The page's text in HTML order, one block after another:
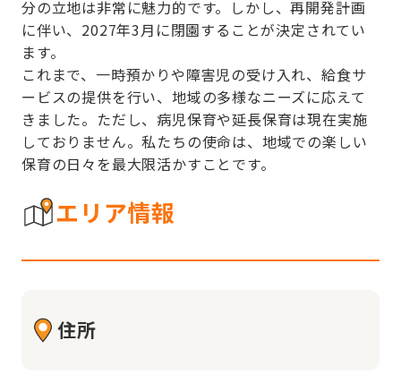
分の立地は非常に魅力的です。しかし、再開発計画
に伴い、2027年3月に閉園することが決定されてい
ます。
これまで、一時預かりや障害児の受け入れ、給食サ
ービスの提供を行い、地域の多様なニーズに応えて
きました。ただし、病児保育や延長保育は現在実施
しておりません。私たちの使命は、地域での楽しい
保育の日々を最大限活かすことです。
エリア情報
住所